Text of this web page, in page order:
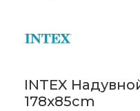
INTEX
178x85cm